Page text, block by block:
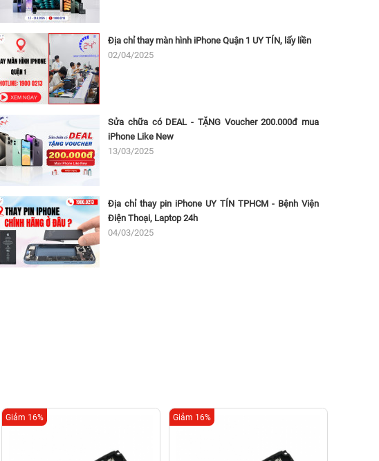
Địa chỉ thay màn hình iPhone Quận 1 UY TÍN, lấy liền
02/04/2025
Sửa chữa có DEAL - TẶNG Voucher 200.000đ mua
iPhone Like New
13/03/2025
Địa chỉ thay pin iPhone UY TÍN TPHCM - Bệnh Viện
Điện Thoại, Laptop 24h
04/03/2025
Giảm 16% Giảm 16%